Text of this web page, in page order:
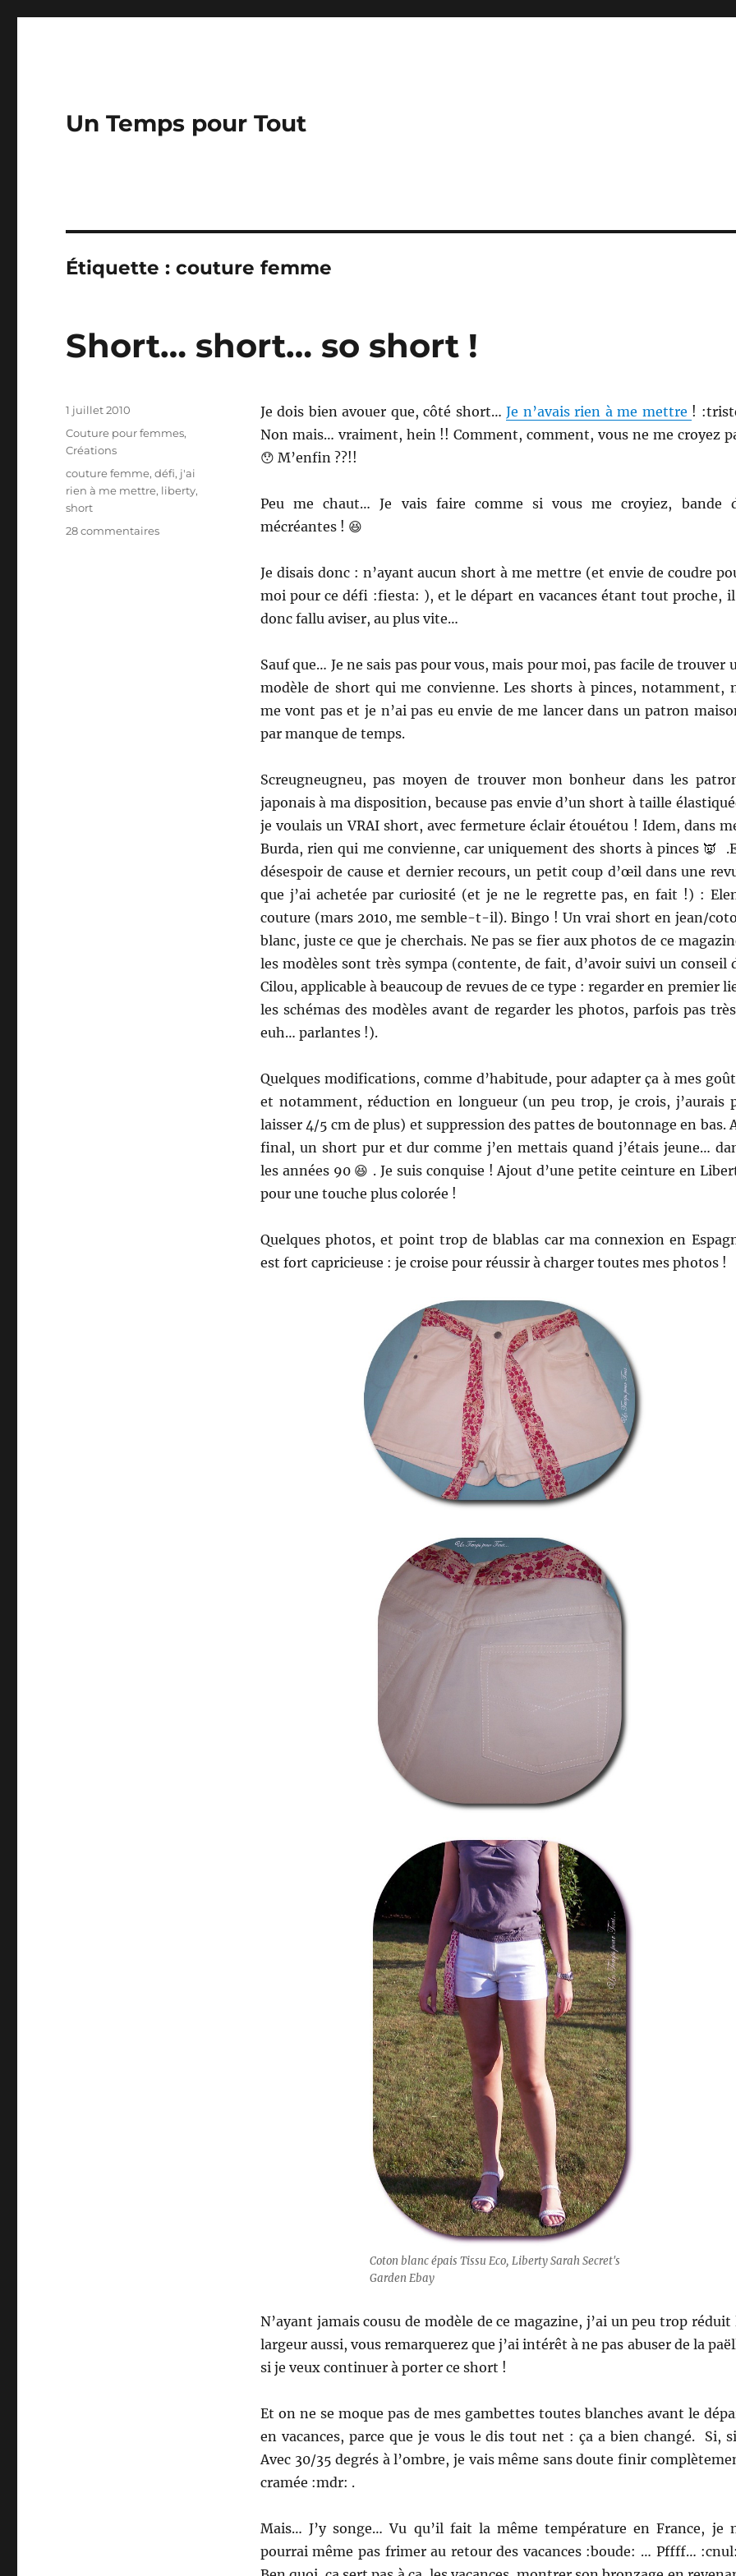
Un Temps pour Tout
Étiquette :couture femme
Short… short… so short !
Je dois bien avouer que, côté short…Je n’avais rien à me mettre !
Non mais… vraiment, hein !! Comment, comment, vous ne me croyez
😯 M’enfin ??!!
Peu me chaut… Je vais faire comme si vous me croyiez, bande
mécréantes ! 😆
Je disais donc : n’ayant aucun short à me mettre (et envie de coudre
moi pour ce défi :fiesta: ), et le départ en vacances étant tout proche,
donc fallu aviser, au plus vite…
Sauf que… Je ne sais pas pour vous, mais pour moi, pas facile de trouver
modèle de short qui me convienne. Les shorts à pinces, notamment,
me vont pas et je n’ai pas eu envie de me lancer dans un patron
par manque de temps.
Screugneugneu, pas moyen de trouver mon bonheur dans les
japonais à ma disposition, because pas envie d’un short à taille
je voulais un VRAI short, avec fermeture éclair étouétou ! Idem, dans
Burda, rien qui me convienne, car uniquement des shorts à pinces 👿
désespoir de cause et dernier recours, un petit coup d’œil dans une
que j’ai achetée par curiosité (et je ne le regrette pas, en fait !) :
couture (mars 2010, me semble-t-il). Bingo ! Un vrai short en jean/
blanc, juste ce que je cherchais. Ne pas se fier aux photos de ce
les modèles sont très sympa (contente, de fait, d’avoir suivi un conseil
Cilou, applicable à beaucoup de revues de ce type : regarder en premier
les schémas des modèles avant de regarder les photos, parfois pas
euh… parlantes !).
Quelques modifications, comme d’habitude, pour adapter ça à mes
et notamment, réduction en longueur (un peu trop, je crois, j’aurais
laisser 4/5 cm de plus) et suppression des pattes de boutonnage en bas.
final, un short pur et dur comme j’en mettais quand j’étais jeune…
les années 90 😆 . Je suis conquise ! Ajout d’une petite ceinture en
pour une touche plus colorée !
Quelques photos, et point trop de blablas car ma connexion en
est fort capricieuse : je croise pour réussir à charger toutes mes photos !
Coton blanc épais Tissu Eco, Liberty Sarah Secret's
Garden Ebay
N’ayant jamais cousu de modèle de ce magazine, j’ai un peu trop réduit
largeur aussi, vous remarquerez que j’ai intérêt à ne pas abuser de la
si je veux continuer à porter ce short !
Et on ne se moque pas de mes gambettes toutes blanches avant le
en vacances, parce que je vous le dis tout net : ça a bien changé. Si,
Avec 30/35 degrés à l’ombre, je vais même sans doute finir
cramée :mdr: .
Mais… J’y songe… Vu qu’il fait la même température en France, je
pourrai même pas frimer au retour des vacances :boude: … Pffff…
Publié
1 juillet 2010
Catégories
Couture pour femmes,
Créations
Étiquettes
couture femme,défi, j'ai
rien à me mettre, liberty,
short
28 commentairessur